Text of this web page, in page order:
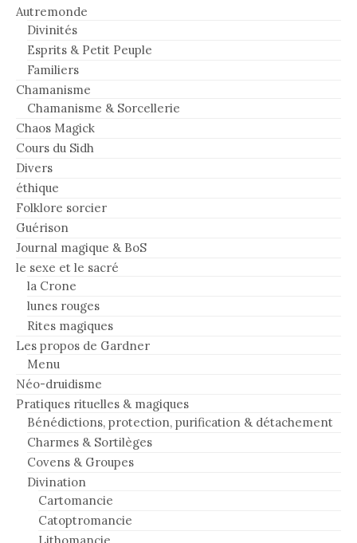
Autremonde
Divinités
Esprits & Petit Peuple
Familiers
Chamanisme
Chamanisme & Sorcellerie
Chaos Magick
Cours du Sidh
Divers
éthique
Folklore sorcier
Guérison
Journal magique & BoS
le sexe et le sacré
la Crone
lunes rouges
Rites magiques
Les propos de Gardner
Menu
Néo-druidisme
Pratiques rituelles & magiques
Bénédictions, protection, purification & détachement
Charmes & Sortilèges
Covens & Groupes
Divination
Cartomancie
Catoptromancie
Lithomancie